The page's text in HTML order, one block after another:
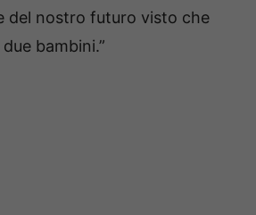
del nostro futuro visto che
bambini.”